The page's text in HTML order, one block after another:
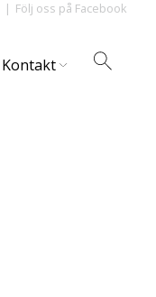
Följ oss på Facebook
Kontakt